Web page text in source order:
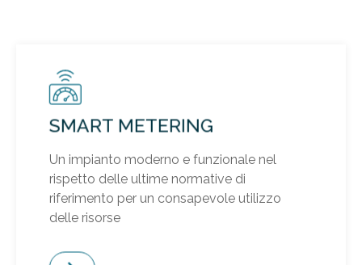
SMART METERING
Un impianto moderno e funzionale nel
rispetto delle ultime normative di
riferimento per un consapevole utilizzo
delle risorse